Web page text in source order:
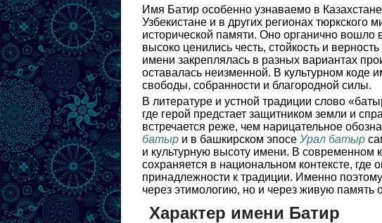
Имя Батир особенно узнаваемо в
Узбекистане и в других регионах тюркского
исторической памяти. Оно органично вошло
высоко ценились честь, стойкость и
имени закреплялась в разных вариантах
оставалась неизменной. В культурном коде
свободы, собранности и благородной силы.
В литературе и устной традиции слово
где герой предстает защитником земли и
встречается реже, чем нарицательное
батыр и в башкирском эпосе Урал батыр
и культурную высоту имени. В современном
сохраняется в национальном контексте, где
принадлежности к традиции. Именно
через этимологию, но и через живую память
Характер имени Батир